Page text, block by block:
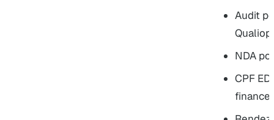
Audit
NDA
CPF